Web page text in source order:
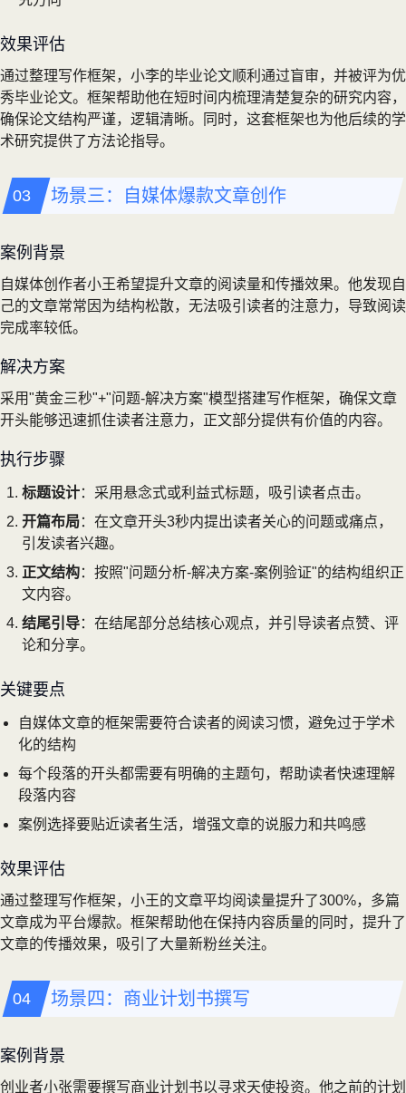
效果评估
通过整理写作框架，小李的毕业论文顺利通过盲审，并被评为优
秀毕业论文。框架帮助他在短时间内梳理清楚复杂的研究内容，
确保论文结构严谨，逻辑清晰。同时，这套框架也为他后续的学
术研究提供了方法论指导。
场景三：自媒体爆款文章创作
案例背景
自媒体创作者小王希望提升文章的阅读量和传播效果。他发现自
己的文章常常因为结构松散，无法吸引读者的注意力，导致阅读
完成率较低。
解决方案
采用"黄金三秒"+"问题-解决方案"模型搭建写作框架，确保文章
开头能够迅速抓住读者注意力，正文部分提供有价值的内容。
执行步骤
标题设计：采用悬念式或利益式标题，吸引读者点击。
开篇布局：在文章开头3秒内提出读者关心的问题或痛点，
引发读者兴趣。
正文结构：按照"问题分析-解决方案-案例验证"的结构组织正
文内容。
结尾引导：在结尾部分总结核心观点，并引导读者点赞、评
论和分享。
关键要点
自媒体文章的框架需要符合读者的阅读习惯，避免过于学术
化的结构
每个段落的开头都需要有明确的主题句，帮助读者快速理解
段落内容
案例选择要贴近读者生活，增强文章的说服力和共鸣感
效果评估
通过整理写作框架，小王的文章平均阅读量提升了300%，多篇
文章成为平台爆款。框架帮助他在保持内容质量的同时，提升了
文章的传播效果，吸引了大量新粉丝关注。
场景四：商业计划书撰写
案例背景
创业者小张需要撰写商业计划书以寻求天使投资。他之前的计划